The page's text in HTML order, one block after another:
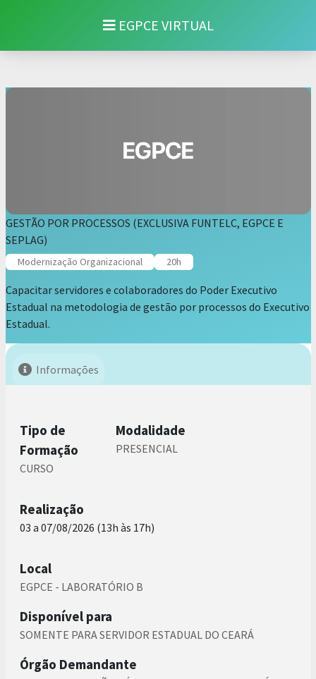
EGPCE VIRTUAL
GESTÃO POR PROCESSOS (EXCLUSIVA FUNTELC, EGPCE E
SEPLAG)
Modernização Organizacional 20h
Capacitar servidores e colaboradores do Poder Executivo
Estadual na metodologia de gestão por processos do Executivo
Estadual.
Informações
Tipo de
Formação
CURSO
Modalidade
PRESENCIAL
Realização
03 a 07/08/2026 (13h às 17h)
Local
EGPCE - LABORATÓRIO B
Disponível para
SOMENTE PARA SERVIDOR ESTADUAL DO CEARÁ
Órgão Demandante